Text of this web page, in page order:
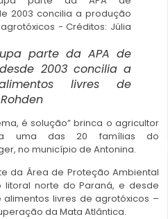
parte da APA de
2003 concilia a
livres de
é solução” brinca o agricultor
uma das 20 famílias do
no município de Antonina.
da Área de Proteção Ambiental
litoral norte do Paraná, e desde
livres de agrotóxicos –
da Mata Atlântica.